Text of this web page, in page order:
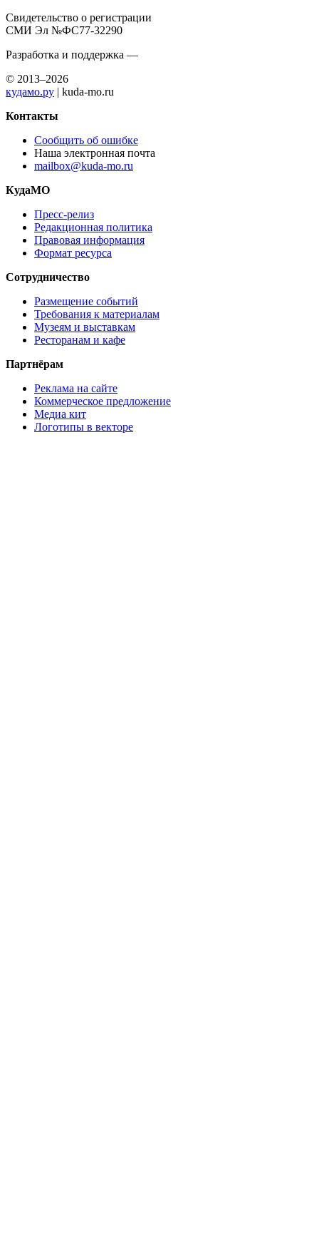
Свидетельство о регистрации
СМИ Эл №ФС77-32290
Разработка и поддержка —
© 2013–2026
кудамо.ру | kuda-mo.ru
Контакты
Сообщить об ошибке
Наша электронная почта
mailbox@kuda-mo.ru
КудаМО
Пресс-релиз
Редакционная политика
Правовая информация
Формат ресурса
Сотрудничество
Размещение событий
Требования к материалам
Музеям и выставкам
Ресторанам и кафе
Партнёрам
Реклама на сайте
Коммерческое предложение
Медиа кит
Логотипы в векторе